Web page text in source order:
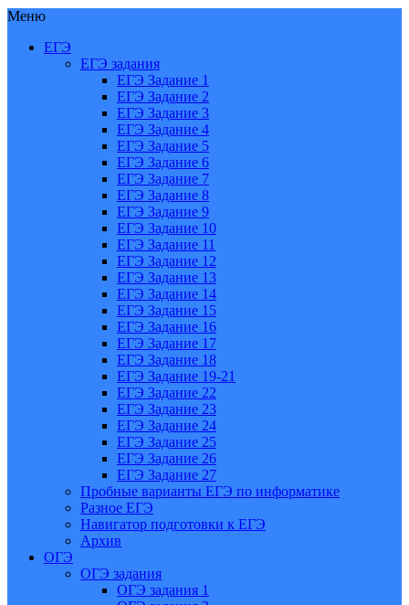
Меню
ЕГЭ
ЕГЭ задания
ЕГЭ Задание 1
ЕГЭ Задание 2
ЕГЭ Задание 3
ЕГЭ Задание 4
ЕГЭ Задание 5
ЕГЭ Задание 6
ЕГЭ Задание 7
ЕГЭ Задание 8
ЕГЭ Задание 9
ЕГЭ Задание 10
ЕГЭ Задание 11
ЕГЭ Задание 12
ЕГЭ Задание 13
ЕГЭ Задание 14
ЕГЭ Задание 15
ЕГЭ Задание 16
ЕГЭ Задание 17
ЕГЭ Задание 18
ЕГЭ Задание 19-21
ЕГЭ Задание 22
ЕГЭ Задание 23
ЕГЭ Задание 24
ЕГЭ Задание 25
ЕГЭ Задание 26
ЕГЭ Задание 27
Пробные варианты ЕГЭ по информатике
Разное ЕГЭ
Навигатор подготовки к ЕГЭ
Архив
ОГЭ
ОГЭ задания
ОГЭ задания 1